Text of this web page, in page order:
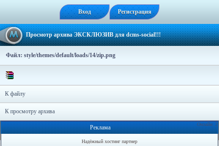
Вход Регистрация
Просмотр архива ЭКСКЛЮЗИВ для dcms-social!!!
Файл: style/themes/default/loads/14/zip.png
К файлу
К просмотру архива
Онлайн: 2
Реклама
Надёжный хостинг партнер